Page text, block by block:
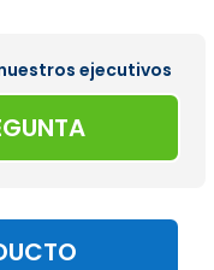
ejecutivos